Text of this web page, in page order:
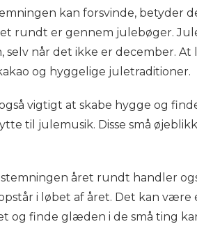
kan forsvinde, betyder
rundt er gennem julebøger.
selv når det ikke er december.
og hyggelige juletraditioner.
vigtigt at skabe hygge og
til julemusik. Disse små
året rundt handler
i løbet af året. Det kan
og finde glæden i de små ting